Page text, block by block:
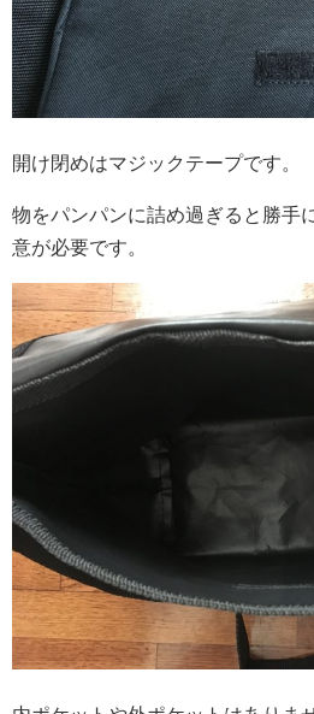
開け閉めはマジックテープです。
物をパンパンに詰め過ぎると勝手
意が必要です。